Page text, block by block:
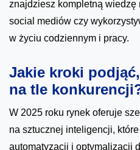
znajdziesz kompletną wiedzę
social mediów czy
w życiu codziennym i pracy.
Jakie kroki
na tle
W 2025 roku rynek oferuje
na sztucznej inteligencji,
automatyzacji i optymalizacji